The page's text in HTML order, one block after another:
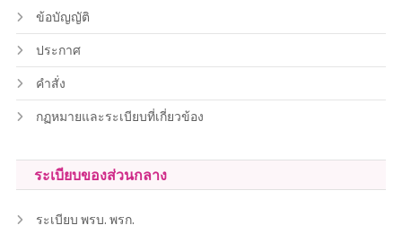
ข้อบัญญัติ
ประกาศ
คำสั่ง
กฏหมายและระเบียบที่เกี่ยวข้อง
ระเบียบของส่วนกลาง
ระเบียบ พรบ. พรก.